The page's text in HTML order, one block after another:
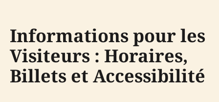
Informations pour les
Visiteurs : Horaires,
Billets et Accessibilité